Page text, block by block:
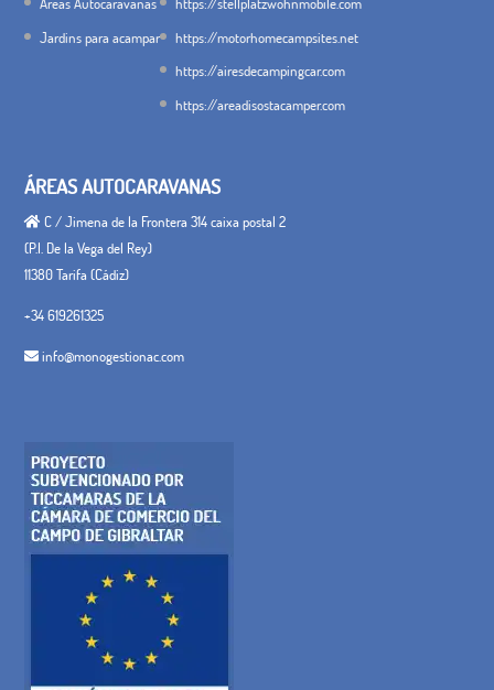
Áreas Autocaravanas
Jardins para acampar
https://stellplatzwohnmobile.com
https://motorhomecampsites.net
https://airesdecampingcar.com
https://areadisostacamper.com
ÁREAS AUTOCARAVANAS
C / Jimena de la Frontera 314 caixa postal 2
(P.I. De la Vega del Rey)
11380 Tarifa (Cádiz)
+34 619261325
info@monogestionac.com